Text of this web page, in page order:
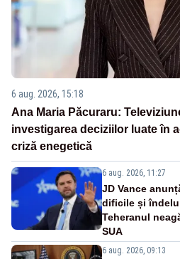
6 aug. 2026, 15:18
Ana Maria Păcuraru:
investigarea deciziilor luate în
criză enegetică
6 aug. 2026, 11:27
JD Vance
dificile și
Teheranul
SUA
6 aug. 2026, 09:13